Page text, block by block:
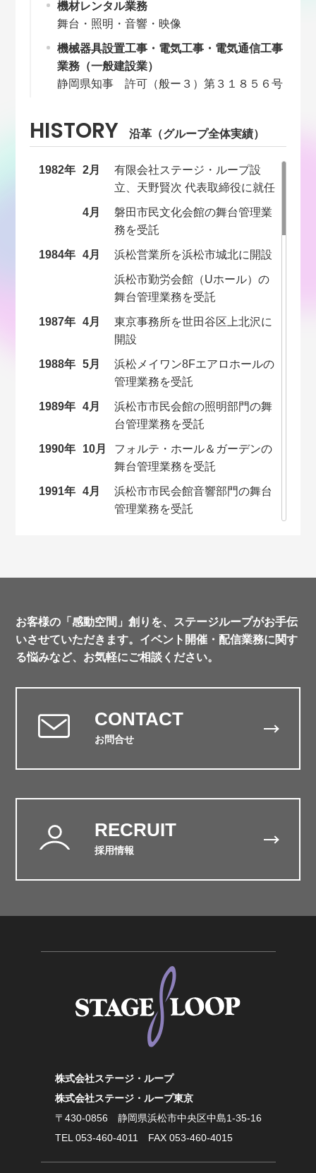
機材レンタル業務
舞台・照明・音響・映像
機械器具設置工事・電気工事・電気通信工事
業務（一般建設業）
静岡県知事 許可（般ー３）第３１８５６号
HISTORY 沿革（グループ全体実績）
1982年 2月
有限会社ステージ・ループ設
立、天野賢次 代表取締役に就任
4月
磐田市民文化会館の舞台管理業
務を受託
1984年 4月 浜松営業所を浜松市城北に開設
浜松市勤労会館（Uホール）の
舞台管理業務を受託
1987年 4月
東京事務所を世田谷区上北沢に
開設
1988年 5月
浜松メイワン8Fエアロホールの
管理業務を受託
1989年 4月
浜松市市民会館の照明部門の舞
台管理業務を受託
1990年 10月
フォルテ・ホール＆ガーデンの
舞台管理業務を受託
1991年 4月
浜松市市民会館音響部門の舞台
管理業務を受託
1992年 4月
浜松アリーナの舞台設備管理業
1993年 4月
浜松市市民会館の舞台管理業務
を全面受託
1994年 8月
アクトシティ浜松の舞台管理運
1995年 4月
浜松市教育文化会館の舞台管理
業務を受託
ベント業務を受託
1998年 6月
静岡県コンベンションアーツセ
管理運営業務を全面受託
2003年 4月
浜松福祉交流センターの舞台管
理業務を受託
静岡支社を静岡市駿河区に開設
2006年 4月
浜松市体育協会グループとして
浜松アリーナの指定管理者に決
2010年 4月
磐田市竜洋公民館（なぎの木会
館）の舞台管理業務を受託
7月
袋井市メロープラザの舞台管理
業務を受託
2012年 9月 本社を浜松市中区（現：中央
お客様の「感動空間」創りを、ステージループがお手伝
いさせていただきます。 イベント開催・配信業務に関す
る悩みなど、お気軽にご相談ください。
CONTACT
お問合せ
RECRUIT
採用情報
株式会社ステージ・ループ
株式会社ステージ・ループ東京
〒430-0856
静岡県浜松市中央区中島1-35-16
TEL 053-460-4011 FAX 053-460-4015